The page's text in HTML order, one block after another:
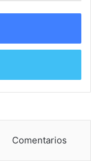
Comentarios